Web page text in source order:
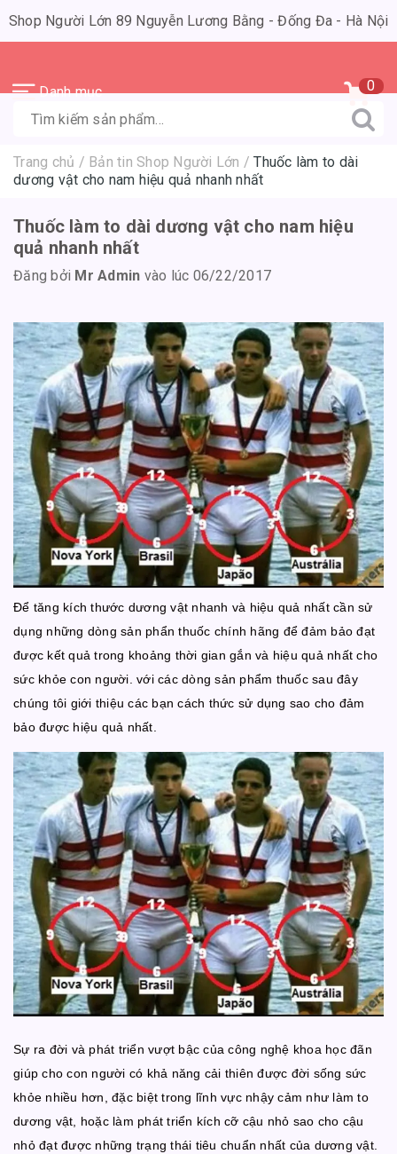
Shop Người Lớn 89 Nguyễn Lương Bằng - Đống Đa - Hà Nội
Danh mục 0
Trang chủ / Bản tin Shop Người Lớn /Thuốc làm to dài
dương vật cho nam hiệu quả nhanh nhất
Thuốc làm to dài dương vật cho nam hiệu
quả nhanh nhất
Đăng bởi Mr Admin vào lúc 06/22/2017
Để tăng kích thước dương vật nhanh và hiệu quả nhất cần sử
dụng những dòng sản phẩn thuốc chính hãng để đảm bảo đạt
được kết quả trong khoảng thời gian gắn và hiệu quả nhất cho
sức khỏe con người. với các dòng sản phẩm thuốc sau đây
chúng tôi giới thiệu các bạn cách thức sử dụng sao cho đảm
bảo được hiệu quả nhất.
Sự ra đời và phát triển vượt bậc của công nghệ khoa học đãn
giúp cho con người có khả năng cải thiên được đời sống sức
khỏe nhiều hơn, đặc biệt trong lĩnh vực nhậy cảm như làm to
dương vật, hoặc làm phát triển kích cỡ cậu nhỏ sao cho cậu
nhỏ đạt được những trạng thái tiêu chuẩn nhất của dương vật.